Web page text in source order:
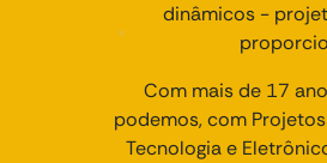
dinâmicos -
Com mais de 17
podemos, com
Tecnologia e